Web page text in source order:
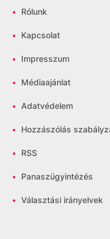
• Rólunk
• Kapcsolat
• Impresszum
• Médiaajánlat
• Adatvédelem
• Hozzászólás
• RSS
• Panaszügyintézés
• Választási irányelvek